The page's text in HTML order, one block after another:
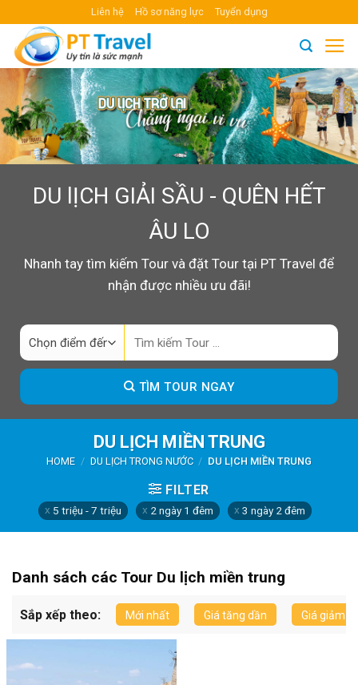
content
Liên hệ Hồ sơ năng lực Tuyển dụng
DU lỊCH GIẢI SẦU - QUÊN HẾT
ÂU LO
Nhanh tay tìm kiếm Tour và đặt Tour tại PT Travel để
nhận được nhiều ưu đãi!
TÌM TOUR NGAY
DU LỊCH MIỀN TRUNG
HOME / DU LỊCH TRONG NƯỚC / DU LỊCH MIỀN TRUNG
FILTER
5 triệu - 7 triệu 2 ngày 1 đêm 3 ngày 2 đêm
Danh sách các Tour Du lịch miền trung
Sắp xếp theo: Mới nhất Giá tăng dần Giá giảm